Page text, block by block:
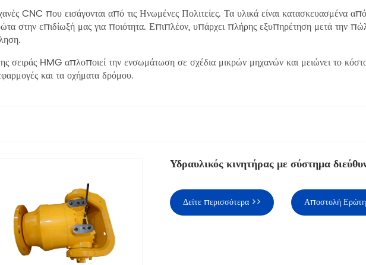
CNC που εισάγονται από τις Ηνωμένες Πολιτείες. Τα υλικά είναι κατασκευασμένα
στην επιδίωξή μας για ποιότητα. Επιπλέον, υπάρχει πλήρης εξυπηρέτηση μετά την
σειράς HMG απλοποιεί την ενσωμάτωση σε σχέδια μικρών μηχανών και μειώνει το
και τα οχήματα δρόμου.
Υδραυλικός κινητήρας με σύστημα
Δείτε περισσότερα >> Αποστολή